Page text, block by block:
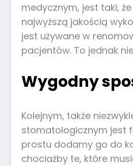
medycznym, jest taki,
najwyższą jakością
jest używane w
pacjentów. To jednak
Wygodny
Kolejnym, także
stomatologicznym jest
prostu dodamy go do
chociażby te, które